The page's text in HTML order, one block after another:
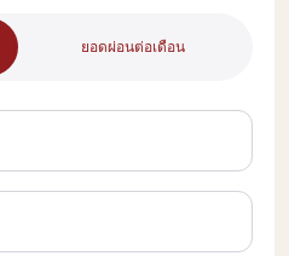
ยอดผ่อนต่อเดือน